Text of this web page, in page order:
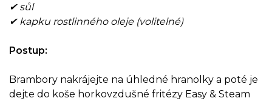
✔ sůl
✔ kapku rostlinného oleje (volitelné)
Postup:
Brambory nakrájejte na úhledné hranolky a poté je
dejte do koše horkovzdušné fritézy Easy & Steam